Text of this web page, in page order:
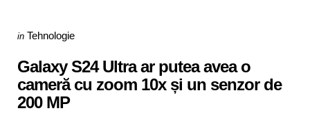
Categories
Posted
in Tehnologie
Galaxy S24 Ultra ar putea avea o
cameră cu zoom 10x și un senzor de
200 MP